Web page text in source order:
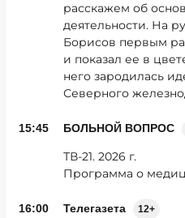
расскажем об
деятельности. На
Борисов первым
и показал ее в
него зародилась
Северного
15:45 БОЛЬНОЙ ВОПРОС
ТВ-21. 2026 г.
Программа о
16:00 Телегазета 12+